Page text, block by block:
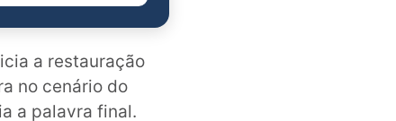
a restauração
no cenário do
a palavra final.